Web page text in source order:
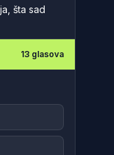
šta sad
13 glasova